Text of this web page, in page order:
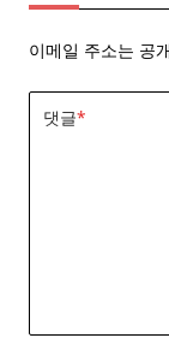
이메일 주소는 공
댓글*